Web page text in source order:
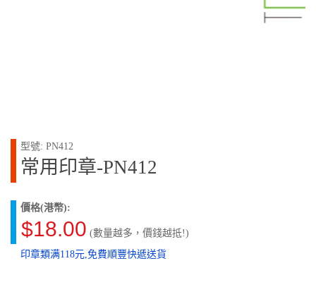
型號: PN412
常用印章-PN412
價格(港幣):
$18.00 (數量越多，價錢越抵!)
印章類满118元,免費順豐快遞送貨